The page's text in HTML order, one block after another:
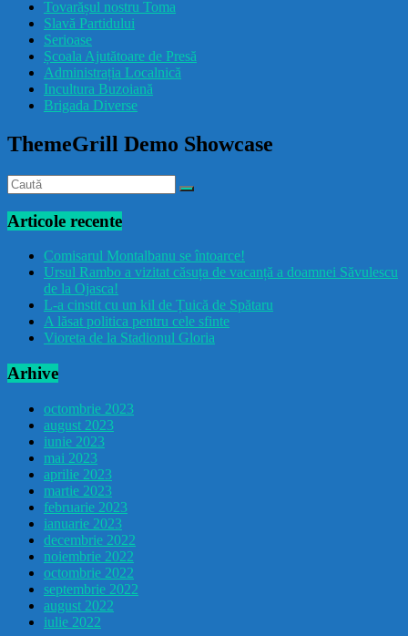
drăcușorulbuzoian
Tovarășul nostru Toma
Slavă Partidului
Serioase
Școala Ajutătoare de Presă
Administrația Localnică
Incultura Buzoiană
Brigada Diverse
ThemeGrill Demo Showcase
Articole recente
Comisarul Montalbanu se întoarce!
Ursul Rambo a vizitat căsuța de vacanță a doamnei Săvulescu
de la Ojasca!
L-a cinstit cu un kil de Țuică de Spătaru
A lăsat politica pentru cele sfinte
Vioreta de la Stadionul Gloria
Arhive
octombrie 2023
august 2023
iunie 2023
mai 2023
aprilie 2023
martie 2023
februarie 2023
ianuarie 2023
decembrie 2022
noiembrie 2022
octombrie 2022
septembrie 2022
august 2022
iulie 2022